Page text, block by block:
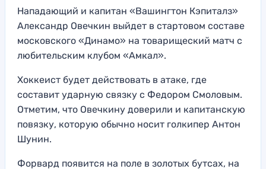
Нападающий и капитан «Вашингтон Кэпиталз»
Александр Овечкин выйдет в стартовом составе
московского «Динамо» на товарищеский матч с
любительским клубом «Амкал».
Хоккеист будет действовать в атаке, где
составит ударную связку с Федором Смоловым.
Отметим, что Овечкину доверили и капитанскую
повязку, которую обычно носит голкипер Антон
Шунин.
Форвард появится на поле в золотых бутсах, на